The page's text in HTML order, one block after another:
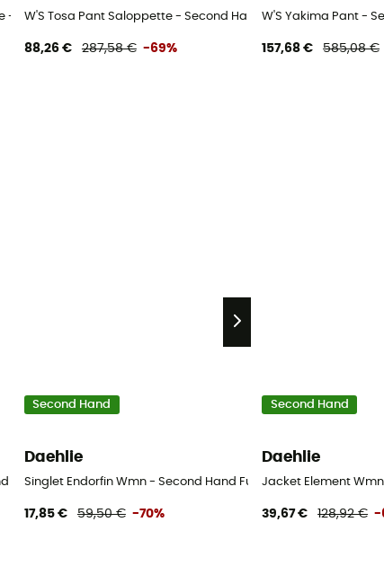
- Damen - Rot - S
W'S Tosa Pant Saloppette - Second Hand Skihose - Damen -
88,26 € 287,58 € -69%
W'S Yakima Pant -
157,68 € 585,08 €
Softshelljacke - Damen - Mehrfarbig - M
Second Hand
Daehlie
Singlet Endorfin Wmn - Second Hand Funktionsunterwäsche -
17,85 € 59,50 € -70%
Second Hand
Daehlie
Jacket Element
39,67 € 128,92 € -